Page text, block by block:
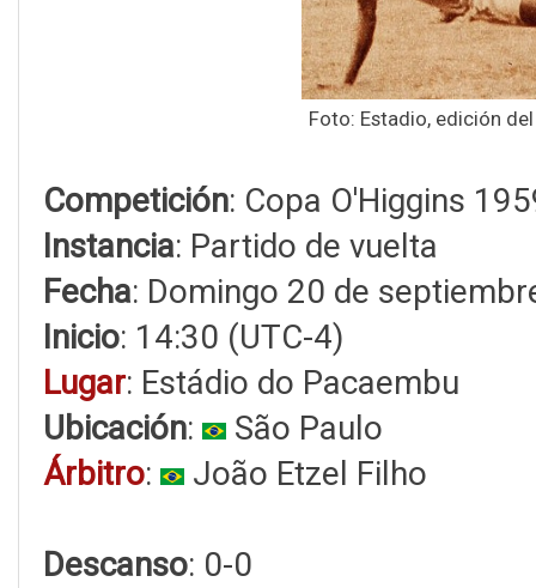
Foto: Estadio, edición
Competición: Copa O'Higgins
Instancia: Partido de vuelta
Fecha: Domingo 20 de
Inicio: 14:30 (UTC-4)
Lugar: Estádio do Pacaembu
Ubicación:
São Paulo
Árbitro: João Etzel Filho
Descanso: 0-0